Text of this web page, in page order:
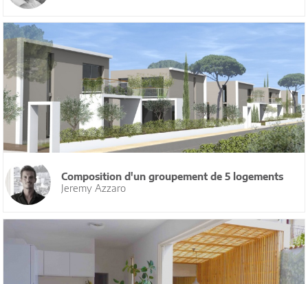
Composition d'un groupement de 5 logements
Jeremy Azzaro